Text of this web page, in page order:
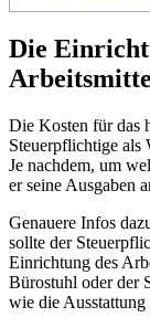
Die
Die Kosten für das
Steuerpflichtige als
Je nachdem, um
er seine Ausgaben
Genauere Infos
sollte der
Einrichtung des
Bürostuhl oder der
wie die